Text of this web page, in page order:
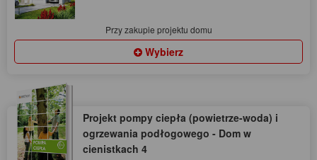
Przy zakupie projektu domu
Wybierz
Projekt pompy ciepła (powietrze-woda) i
ogrzewania podłogowego - Dom w
cienistkach 4